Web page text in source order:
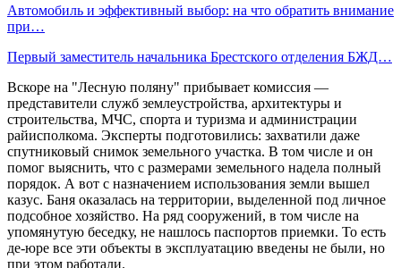
Автомобиль и эффективный выбор: на что обратить внимание
при…
Первый заместитель начальника Брестского отделения БЖД…
Вскоре на "Лесную поляну" прибывает комиссия —
представители служб землеустройства, архитектуры и
строительства, МЧС, спорта и туризма и администрации
райисполкома. Эксперты подготовились: захватили даже
спутниковый снимок земельного участка. В том числе и он
помог выяснить, что с размерами земельного надела полный
порядок. А вот с назначением использования земли вышел
казус. Баня оказалась на территории, выделенной под личное
подсобное хозяйство. На ряд сооружений, в том числе на
упомянутую беседку, не нашлось паспортов приемки. То есть
де-юре все эти объекты в эксплуатацию введены не были, но
при этом работали.